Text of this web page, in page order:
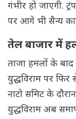
गंभीर हो जाएगी.
पर आगे भी सैन्य
तेल बाजार में
ताजा हमलों के
युद्धविराम पर फिर
नाटो समिट के
युद्धविराम अब